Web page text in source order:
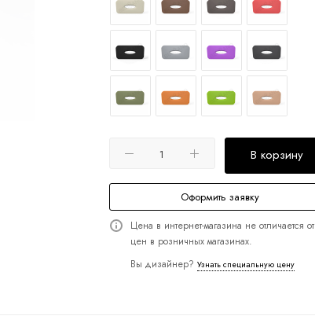
В корзину
Оформить заявку
Цена в интернет-магазина не отличается от
цен в розничных магазинах.
Вы дизайнер? Узнать специальную цену